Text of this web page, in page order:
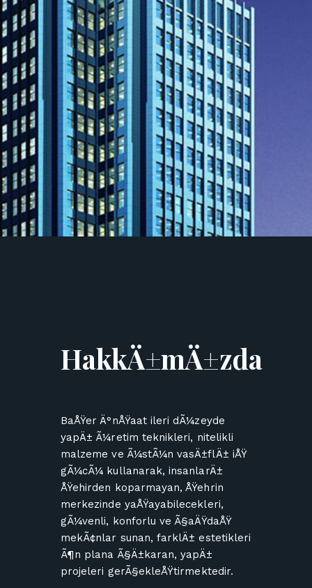
HakkÄ±mÄ±zda
BaÅŸer Ä°nÅŸaat ileri dÃ¼zeyde
yapÄ± Ã¼retim teknikleri, nitelikli
malzeme ve Ã¼stÃ¼n vasÄ±flÄ± iÅŸ
gÃ¼cÃ¼ kullanarak, insanlarÄ±
ÅŸehirden koparmayan, ÅŸehrin
merkezinde yaÅŸayabilecekleri,
gÃ¼venli, konforlu ve Ã§aÄŸdaÅŸ
mekÃ¢nlar sunan, farklÄ± estetikleri
Ã¶n plana Ã§Ä±karan, yapÄ±
projeleri gerÃ§ekleÅŸtirmektedir.